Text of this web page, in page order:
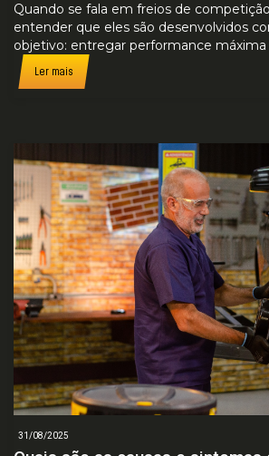
Quando se fala em freios de
entender que eles são desenvolvidos
objetivo: entregar performance máxima
Ler mais
31/08/2025